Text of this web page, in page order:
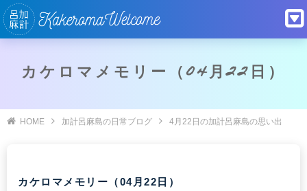
カケロマメモリー（04月22日）
HOME 加計呂麻島の日常ブログ 4月22日の加計呂麻島の思い出
カケロマメモリー（04月22日）